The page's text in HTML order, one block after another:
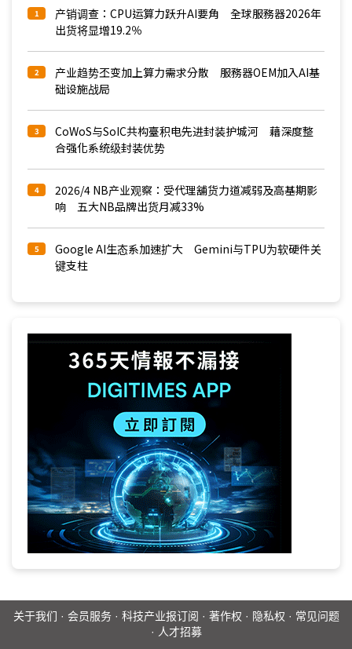
1
产销调查：CPU运算力跃升AI要角 全球服務器2026年
出货将显增19.2％
2
产业趋势丕变加上算力需求分散 服務器OEM加入AI基
础设施战局
3
CoWoS与SoIC共构臺积电先进封装护城河 藉深度整
合强化系统级封装优势
4
2026/4 NB产业观察：受代理舖货力道减弱及高基期影
响 五大NB品牌出货月减33%
5
Google AI生态系加速扩大 Gemini与TPU为软硬件关
键支柱
关于我们 · 会员服务· 科技产业报订阅 · 著作权 · 隐私权 · 常见问题
· 人才招募